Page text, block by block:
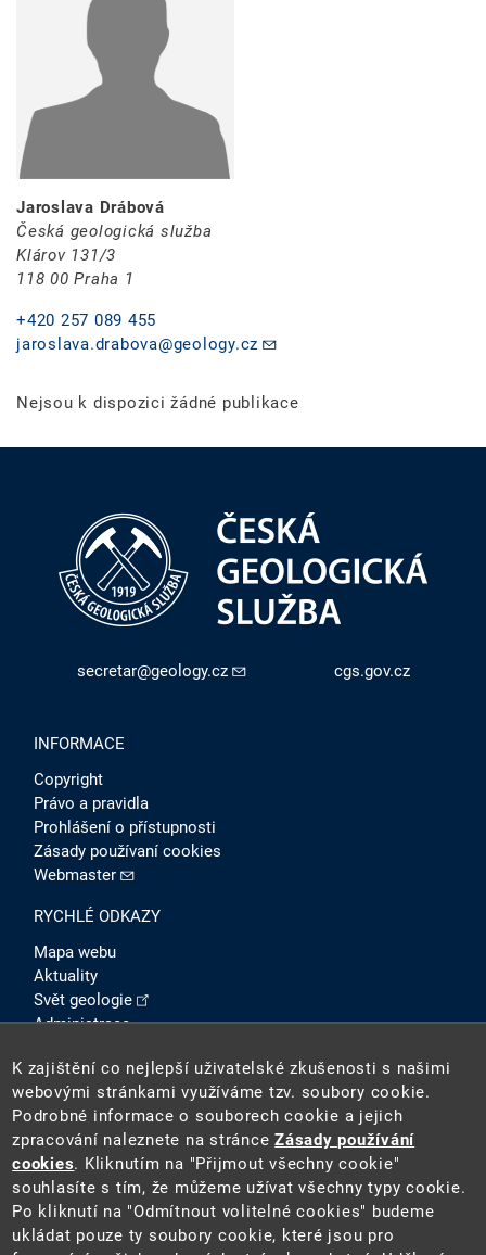
Jaroslava Drábová
Česká geologická služba
Klárov 131/3
118 00 Praha 1
+420 257 089 455
jaroslava.drabova@geology.cz
Nejsou k dispozici žádné publikace
secretar@geology.cz cgs.gov.cz
INFORMACE
Copyright
Právo a pravidla
Prohlášení o přístupnosti
Zásady používaní cookies
Webmaster
RYCHLÉ ODKAZY
Mapa webu
Aktuality
Svět geologie
Administrace
SOCIÁLNÍ SÍTĚ
K zajištění co nejlepší uživatelské zkušenosti s našimi
webovými stránkami využíváme tzv. soubory cookie.
Podrobné informace o souborech cookie a jejich
zpracování naleznete na stránceZásady používání
cookies. Kliknutím na "Přijmout všechny cookie"
souhlasíte s tím, že můžeme užívat všechny typy cookie.
Po kliknutí na "Odmítnout volitelné cookies" budeme
ukládat pouze ty soubory cookie, které jsou pro